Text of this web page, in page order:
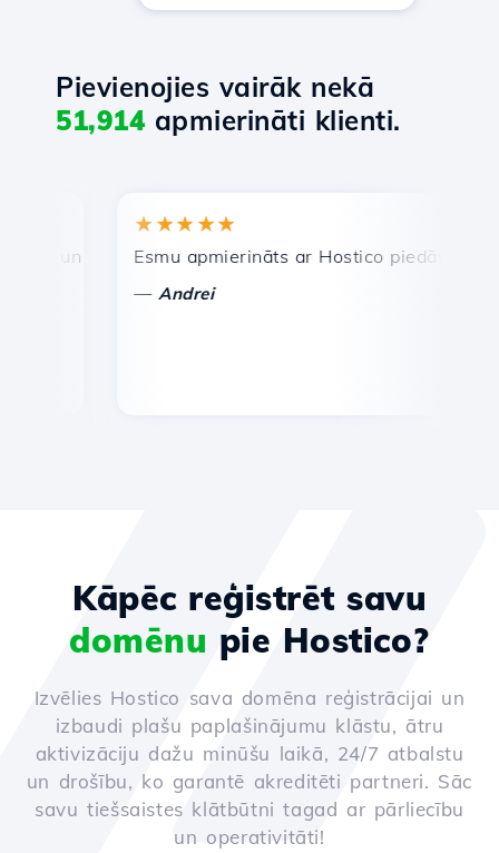
Pievienojies vairāk nekā
51,914apmierināti klienti.
un efektīva tehniskā atbalsta dienests.
★★★★★
Esmu apmierināts ar Hostico piedāvātajiem
Andrei
Kāpēc reģistrēt savu
domēnu pie Hostico?
Izvēlies Hostico sava domēna reģistrācijai un
izbaudi plašu paplašinājumu klāstu, ātru
aktivizāciju dažu minūšu laikā, 24/7 atbalstu
un drošību, ko garantē akreditēti partneri. Sāc
savu tiešsaistes klātbūtni tagad ar pārliecību
un operativitāti!